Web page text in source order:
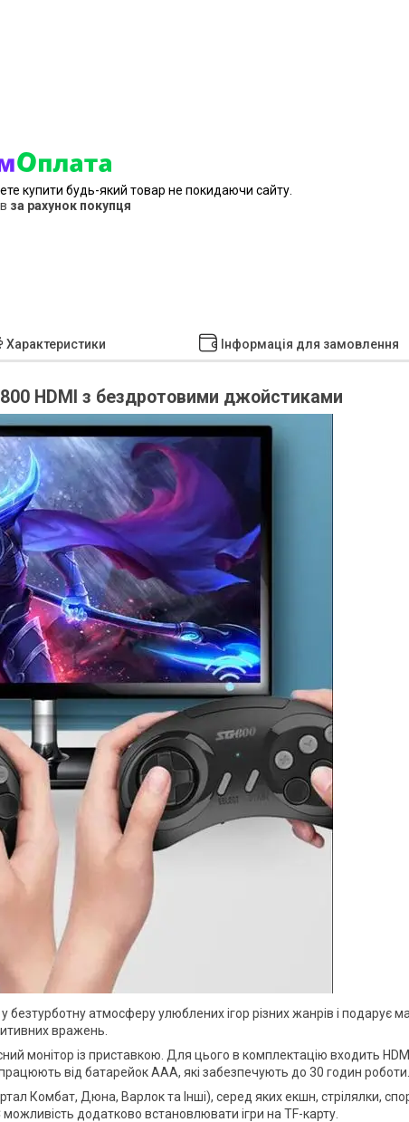
купити будь-який товар не покидаючи сайту.
за рахунок покупця
Характеристики Інформація для замовлення
HDMI з бездротовими джойстиками
безтурботну атмосферу улюблених ігор різних жанрів і подарує
вражень.
монітор із приставкою. Для цього в комплектацію входить
від батарейок ААА, які забезпечують до 30 годин роботи.
Комбат, Дюна, Варлок та Інші), серед яких екшн, стрілялки,
додатково встановлювати ігри на TF-карту.